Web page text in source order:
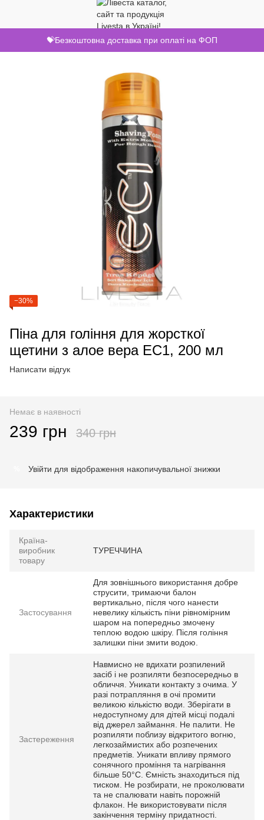
💝Безкоштовна доставка при оплаті на ФОП
−30%
Піна для гоління для жорсткої
щетини з алое вера EC1, 200 мл
Написати відгук
Немає в наявності
239 грн 340 грн
Увійти для відображення накопичувальної знижки
Характеристики
Країна-
виробник
товару
ТУРЕЧЧИНА
Застосування
Для зовнішнього використання добре
струсити, тримаючи балон
вертикально, після чого нанести
невелику кількість піни рівномірним
шаром на попередньо змочену
теплою водою шкіру. Після гоління
залишки піни змити водою.
Застереження
Навмисно не вдихати розпилений
засіб і не розпиляти безпосередньо в
обличчя. Уникати контакту з очима. У
разі потрапляння в очі промити
великою кількістю води. Зберігати в
недоступному для дітей місці подалі
від джерел займання. Не палити. Не
розпиляти поблизу відкритого вогню,
легкозаймистих або розпечених
предметів. Уникати впливу прямого
сонячного проміння та нагрівання
більше 50°C. Ємність знаходиться під
тиском. Не розбирати, не проколювати
та не спалювати навіть порожній
флакон. Не використовувати після
закінчення терміну придатності.